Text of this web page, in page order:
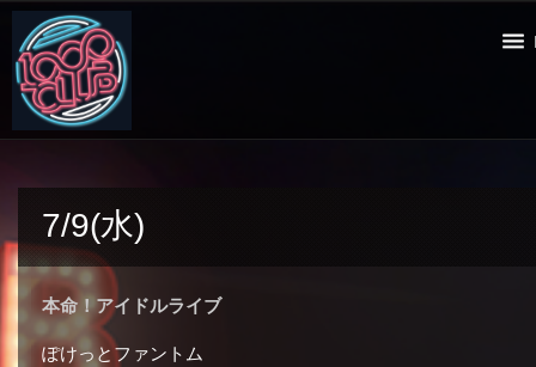
7/9(水)
本命！アイドルライブ
ぽけっとファントム